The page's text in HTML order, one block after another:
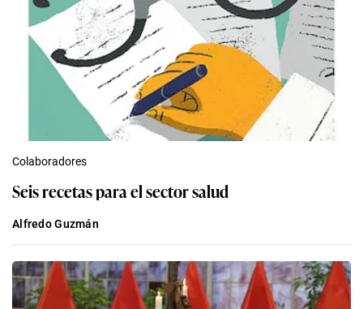
Colaboradores
Seis recetas para el sector salud
Alfredo Guzmán